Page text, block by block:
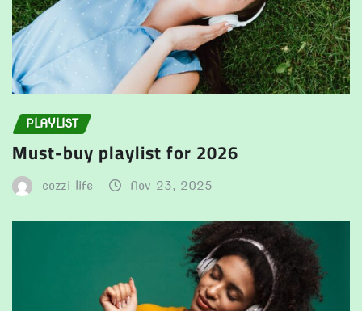
PLAYLIST
Must-buy playlist for 2026
cozzi life Nov 23, 2025